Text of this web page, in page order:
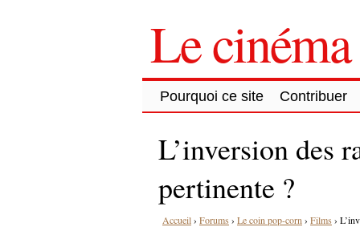
Le
Pourquoi ce site Contribuer
L’inversion des
pertinente ?
Accueil› Forums › Le coin pop-corn › Films ›